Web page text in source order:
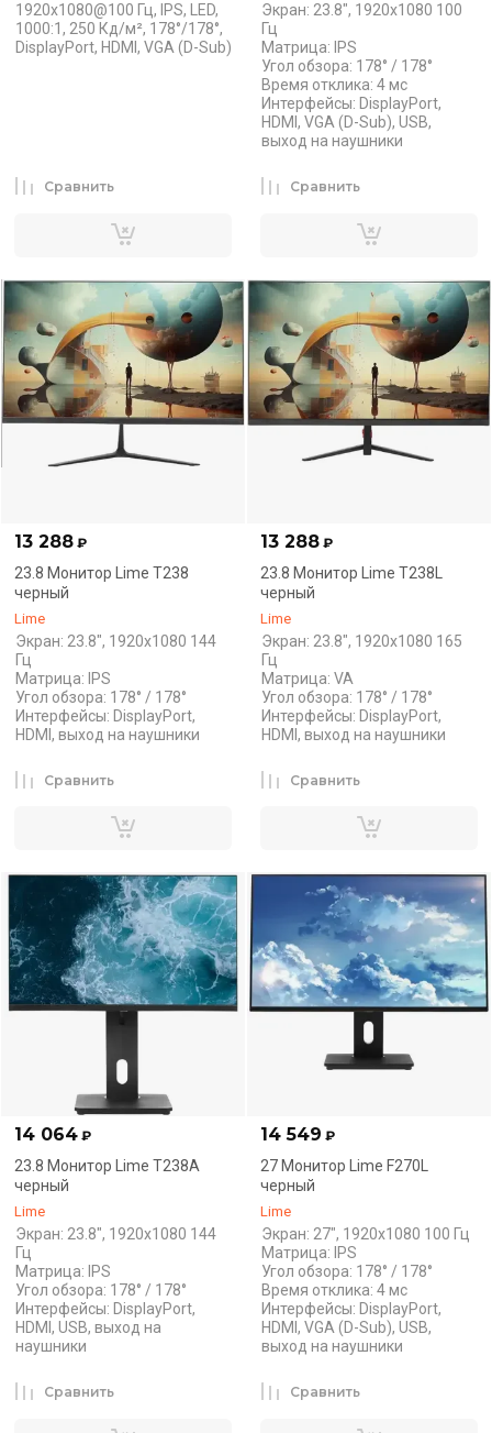
1920x1080@100 Гц, IPS, LED,
1000:1, 250 Кд/м², 178°/178°,
DisplayPort, HDMI, VGA (D-Sub)
Сравнить
Экран: 23.8", 1920x1080 100
Гц
Матрица: IPS
Угол обзора: 178° / 178°
Время отклика: 4 мс
Интерфейсы: DisplayPort,
HDMI, VGA (D-Sub), USB,
выход на наушники
Сравнить
13 288 ₽
23.8 Монитор Lime T238
черный
Lime
Экран: 23.8", 1920x1080 144
Гц
Матрица: IPS
Угол обзора: 178° / 178°
Интерфейсы: DisplayPort,
HDMI, выход на наушники
Сравнить
13 288 ₽
23.8 Монитор Lime T238L
черный
Lime
Экран: 23.8", 1920x1080 165
Гц
Матрица: VA
Угол обзора: 178° / 178°
Интерфейсы: DisplayPort,
HDMI, выход на наушники
Сравнить
14 064 ₽
23.8 Монитор Lime T238A
черный
Lime
Экран: 23.8", 1920x1080 144
Гц
Матрица: IPS
Угол обзора: 178° / 178°
Интерфейсы: DisplayPort,
HDMI, USB, выход на
наушники
Сравнить
14 549 ₽
27 Монитор Lime F270L
черный
Lime
Экран: 27", 1920x1080 100 Гц
Матрица: IPS
Угол обзора: 178° / 178°
Время отклика: 4 мс
Интерфейсы: DisplayPort,
HDMI, VGA (D-Sub), USB,
выход на наушники
Сравнить